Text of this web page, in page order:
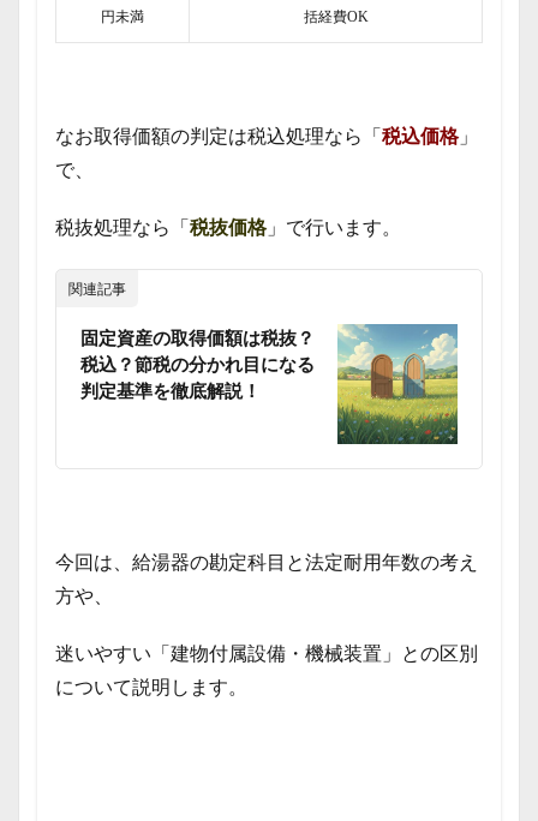
円未満
括経費OK
なお取得価額の判定は税込処理なら「 税込価格」
で、
税抜処理なら「 税抜価格」で行います。
関連記事
固定資産の取得価額は税抜？
税込？節税の分かれ目になる
判定基準を徹底解説！
今回は、給湯器の勘定科目と法定耐用年数の考え
方や、
迷いやすい「建物付属設備・機械装置」との区別
について説明します。